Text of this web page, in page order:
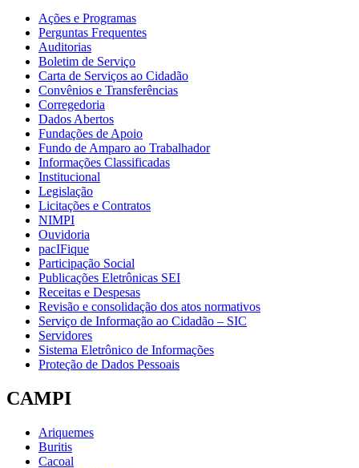
Ações e Programas
Perguntas Frequentes
Auditorias
Boletim de Serviço
Carta de Serviços ao Cidadão
Convênios e Transferências
Corregedoria
Dados Abertos
Fundações de Apoio
Fundo de Amparo ao Trabalhador
Informações Classificadas
Institucional
Legislação
Licitações e Contratos
NIMPI
Ouvidoria
pacIFique
Participação Social
Publicações Eletrônicas SEI
Receitas e Despesas
Revisão e consolidação dos atos normativos
Serviço de Informação ao Cidadão – SIC
Servidores
Sistema Eletrônico de Informações
Proteção de Dados Pessoais
CAMPI
Ariquemes
Buritis
Cacoal